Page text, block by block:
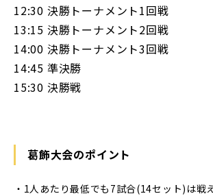
12:30 決勝トーナメント1回戦
13:15 決勝トーナメント2回戦
14:00 決勝トーナメント3回戦
14:45 準決勝
15:30 決勝戦
葛飾大会のポイント
・1人あたり最低でも7試合(14セット)は戦